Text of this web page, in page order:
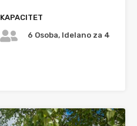
KAPACITET
6 Osoba, Idelano za 4